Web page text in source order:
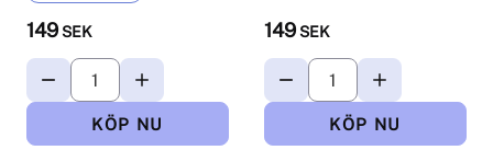
149 SEK 149 SEK